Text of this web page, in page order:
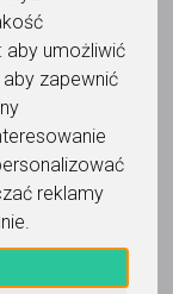
aby umożliwić
aby zapewnić
reklamy
.